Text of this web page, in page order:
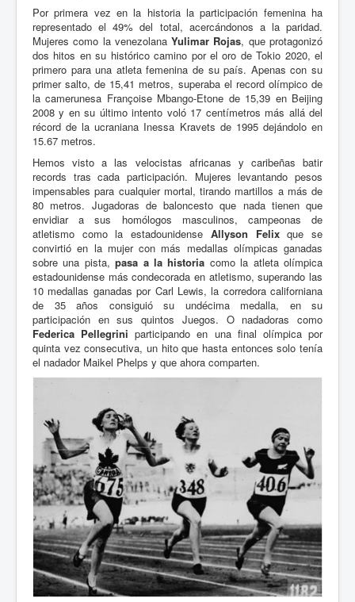
Por primera vez en la historia la participación femenina ha
representado el 49% del total, acercándonos a la paridad.
Mujeres como la venezolanaYulimar Rojas, que protagonizó
dos hitos en su histórico camino por el oro de Tokio 2020, el
primero para una atleta femenina de su país. Apenas con su
primer salto, de 15,41 metros, superaba el record olímpico de
la camerunesa Françoise Mbango-Etone de 15,39 en Beijing
2008 y en su último intento voló 17 centímetros más allá del
récord de la ucraniana Inessa Kravets de 1995 dejándolo en
15.67 metros.
Hemos visto a las velocistas africanas y caribeñas batir
records tras cada participación. Mujeres levantando pesos
impensables para cualquier mortal, tirando martillos a más de
80 metros. Jugadoras de baloncesto que nada tienen que
envidiar a sus homólogos masculinos, campeonas de
atletismo como la estadounidense Allyson Felixque se
convirtió en la mujer con más medallas olímpicas ganadas
sobre una pista, pasa a la historia como la atleta olímpica
estadounidense más condecorada en atletismo, superando las
10 medallas ganadas por Carl Lewis, la corredora californiana
de 35 años consiguió su undécima medalla, en su
participación en sus quintos Juegos. O nadadoras como
Federica Pellegrini participando en una final olímpica por
quinta vez consecutiva, un hito que hasta entonces solo tenía
el nadador Maikel Phelps y que ahora comparten.